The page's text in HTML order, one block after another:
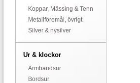
Koppar, Mässing & Tenn
Metallföremål, övrigt
Silver & nysilver
Ur & klockor
Armbandsur
Bordsur